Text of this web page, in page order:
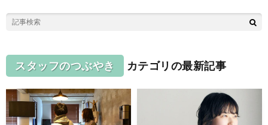
スタッフのつぶやき カテゴリの最新記事